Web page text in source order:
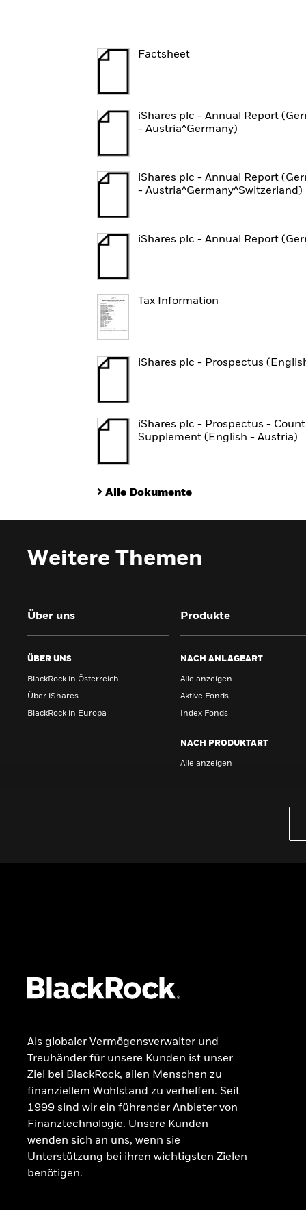
Factsheet
iShares plc - Annual Report
- Austria^Germany)
iShares plc - Annual Report
- Austria^Germany^Switzerland)
iShares plc - Annual Report
Tax Information
iShares plc - Prospectus
iShares plc - Prospectus -
Supplement (English - Austria)
Alle Dokumente
Weitere Themen
Über uns
ÜBER UNS
BlackRock in Österreich
Über iShares
BlackRock in Europa
Produkte
NACH ANLAGEART
Alle anzeigen
Aktive Fonds
Index Fonds
NACH PRODUKTART
Alle anzeigen
Als globaler Vermögensverwalter und
Treuhänder für unsere Kunden ist unser
Ziel bei BlackRock, allen Menschen zu
finanziellem Wohlstand zu verhelfen. Seit
1999 sind wir ein führender Anbieter von
Finanztechnologie. Unsere Kunden
wenden sich an uns, wenn sie
Unterstützung bei ihren wichtigsten Zielen
benötigen.